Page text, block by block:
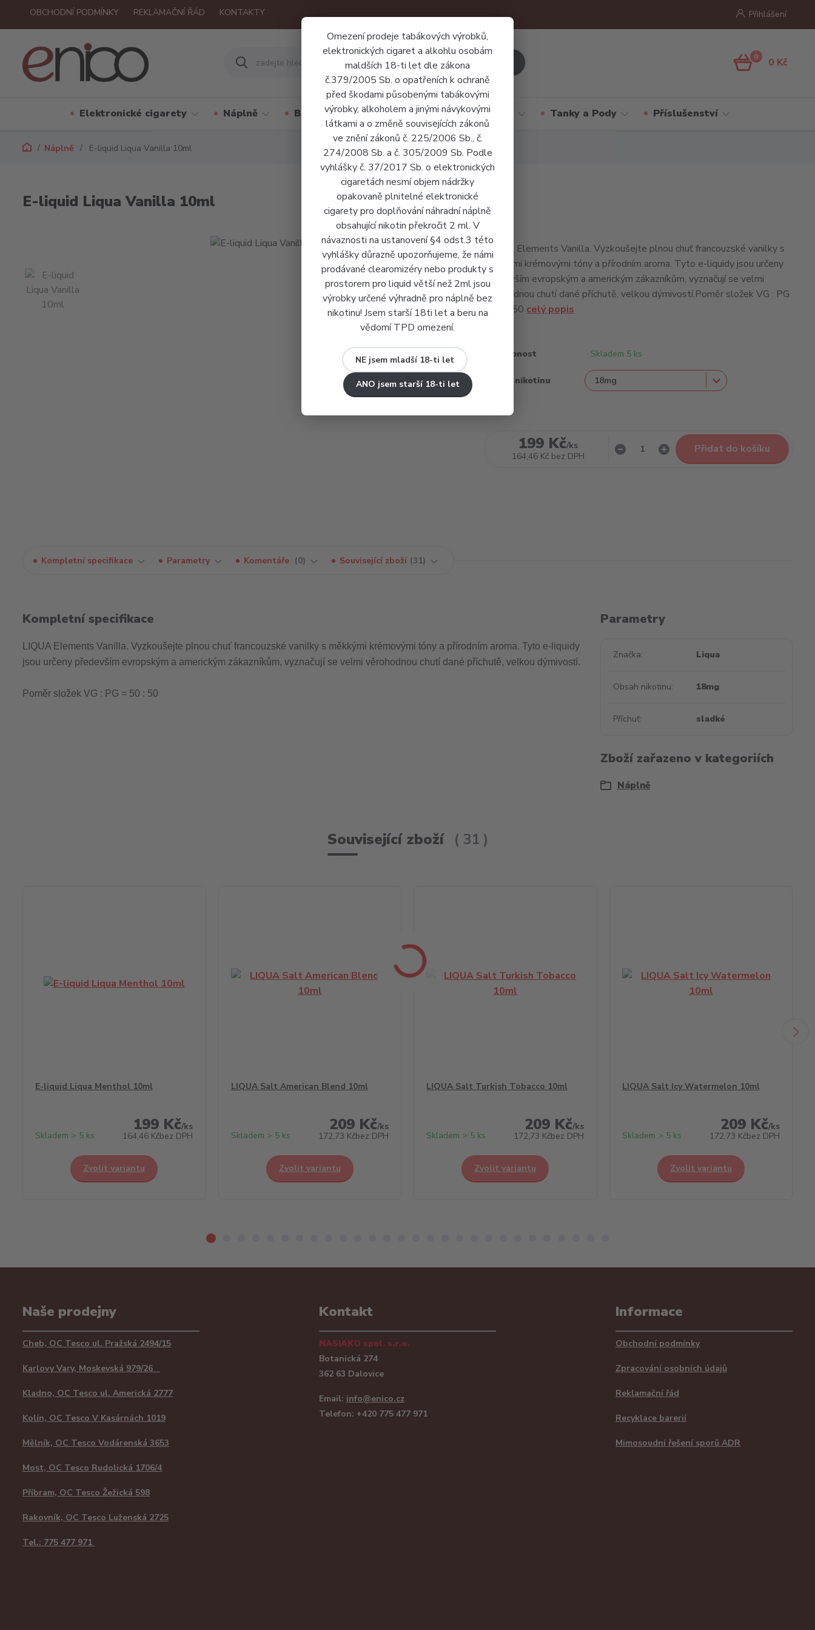
Omezení prodeje tabákových výrobků,
elektronických cigaret a alkohlu osobám
maldších 18-ti let dle zákona
č.379/2005 Sb. o opatřeních k ochraně
před škodami působenými tabákovými
výrobky, alkoholem a jinými návykovými
látkami a o změně souvisejících zákonů
ve znění zákonů č. 225/2006 Sb., č.
274/2008 Sb. a č. 305/2009 Sb. Podle
vyhlášky č. 37/2017 Sb. o elektronických
cigaretách nesmí objem nádržky
opakovaně plnitelné elektronické
cigarety pro doplňování náhradní náplně
obsahující nikotin překročit 2 ml. V
návaznosti na ustanovení §4 odst.3 této
vyhlášky důrazně upozorňujeme, že námi
prodávané clearomizéry nebo produkty s
prostorem pro liquid větší než 2ml jsou
výrobky určené výhradně pro náplně bez
nikotinu! Jsem starší 18ti let a beru na
vědomí TPD omezení.
NE jsem mladší 18-ti let
ANO jsem starší 18-ti let
OBCHODNÍ PODMÍNKY REKLAMAČNÍ ŘÁD KONTAKTY Přihlášení
0 0 Kč
Elektronické cigarety Náplně Báze a příchutě Jednorázové cigarety Tanky a Pody Příslušenství
Náplně E-liquid Liqua Vanilla 10ml
E-liquid Liqua Vanilla 10ml
LIQUA Elements Vanilla. Vyzkoušejte plnou chuť francouzské vanilky s
měkkými krémovými tóny a přírodním aroma. Tyto e-liquidy jsou určeny
především evropským a americkým zákazníkům, vyznačují se velmi
věrohodnou chutí dané příchutě, velkou dýmivostí.Poměr složek VG : PG
= 50 : 50 celý popis
Dostupnost Skladem 5 ks
Obsah nikotinu
199 Kč/ks
164,46 Kč bez DPH
Přidat do košíku
Kompletní specifikace Parametry Komentáře 0 Související zboží 31
Kompletní specifikace
LIQUA Elements Vanilla. Vyzkoušejte plnou chuť francouzské vanilky s měkkými krémovými tóny a přírodním aroma. Tyto e-liquidy
jsou určeny především evropským a americkým zákazníkům, vyznačují se velmi věrohodnou chutí dané příchutě, velkou dýmivostí.
Poměr složek VG : PG = 50 : 50
Parametry
Značka Liqua
Obsah nikotinu 18mg
Příchuť sladké
Zboží zařazeno v kategoriích
Náplně
Související zboží 31
E-liquid Liqua Menthol 10ml
199 Kč/ks
164,46 Kčbez DPH
Skladem > 5 ks
Zvolit variantu
LIQUA Salt American Blend 10ml
209 Kč/ks
172,73 Kčbez DPH
Skladem > 5 ks
Zvolit variantu
LIQUA Salt Turkish Tobacco 10ml
209 Kč/ks
172,73 Kčbez DPH
Skladem > 5 ks
Zvolit variantu
LIQUA Salt Icy Watermelon 10ml
209 Kč/ks
172,73 Kčbez DPH
Skladem > 5 ks
Zvolit variantu
Naše prodejny
Cheb, OC Tesco ul. Pražská 2494/15
Karlovy Vary, Moskevská 979/26
Kladno, OC Tesco ul. Americká 2777
Kolín, OC Tesco V Kasárnách 1019
Mělník, OC Tesco Vodárenská 3653
Most, OC Tesco Rudolická 1706/4
Příbram, OC Tesco Žežická 598
Rakovník, OC Tesco Luženská 2725
Tel.: 775 477 971
Kontakt
NASIAKO spol. s.r.o.
Botanická 274
362 63 Dalovice
Email: info@enico.cz
Telefon: +420 775 477 971
Informace
Obchodní podmínky
Zpracování osobních údajů
Reklamační řád
Recyklace barerií
Mimosoudní řešení sporů ADR